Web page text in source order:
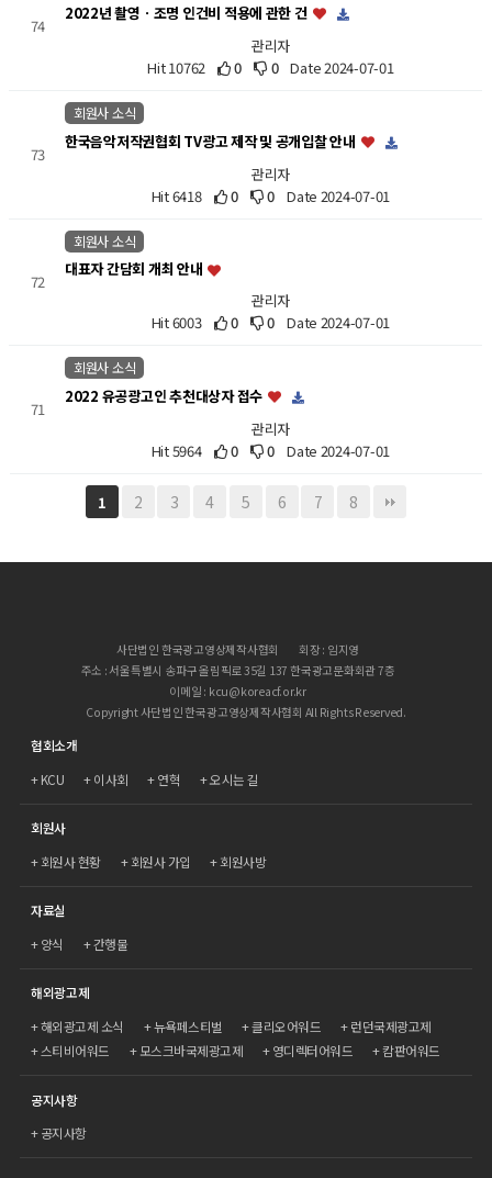
74
2022년 촬영ㆍ조명 인건비 적용에 관한 건
관리자
Hit 10762
0 0 Date 2024-07-01
73
회원사 소식
한국음악저작권협회 TV광고 제작 및 공개입찰 안내
관리자
Hit 6418
0 0 Date 2024-07-01
72
회원사 소식
대표자 간담회 개최 안내
관리자
Hit 6003
0 0 Date 2024-07-01
71
회원사 소식
2022 유공광고인 추천대상자 접수
관리자
Hit 5964
0 0 Date 2024-07-01
1 2 3 4 5 6 7 8
사단법인 한국광고영상제작사협회
회장 : 임지영
주소 : 서울특별시 송파구 올림픽로 35길 137 한국광고문화회관 7층
이메일 : kcu@koreacf.or.kr
Copyright 사단법인 한국광고영상제작사협회 All Rights Reserved.
협회소개
KCU
이사회 연혁 오시는 길
회원사
회원사 현황
회원사 가입 회원사방
자료실
양식
간행물
해외광고제
해외광고제 소식
뉴욕페스티벌 클리오어워드
런던국제광고제
스티비어워드
모스크바국제광고제 영디렉터어워드 캄판어워드
공지사항
공지사항